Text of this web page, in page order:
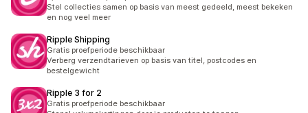
Stel collecties samen op basis van meest gedeeld, meest bekeken
en nog veel meer
Ripple Shipping
Gratis proefperiode beschikbaar
Verberg verzendtarieven op basis van titel, postcodes en
bestelgewicht
Ripple 3 for 2
Gratis proefperiode beschikbaar